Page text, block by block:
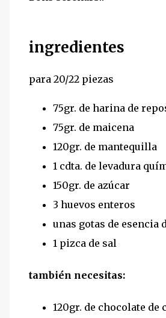
ingredientes
para 20/22 piezas
75gr. de harina de
75gr. de maicena
120gr. de mantequilla
1 cdta. de levadura
150gr. de azúcar
3 huevos enteros
unas gotas de esencia
1 pizca de sal
también necesitas:
120gr. de chocolate de